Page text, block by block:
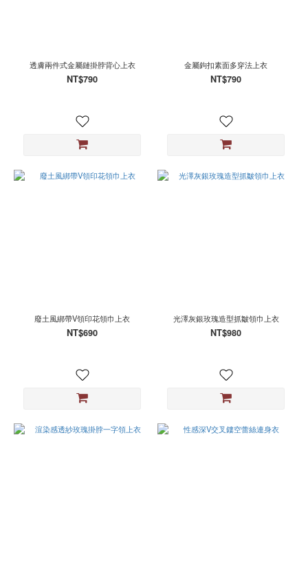
透膚兩件式金屬鏈掛脖背心上衣
NT$790
金屬鉤扣素面多穿法上衣
NT$790
廢土風綁帶V領印花領巾上衣
NT$690
光澤灰銀玫瑰造型抓皺領巾上衣
NT$980